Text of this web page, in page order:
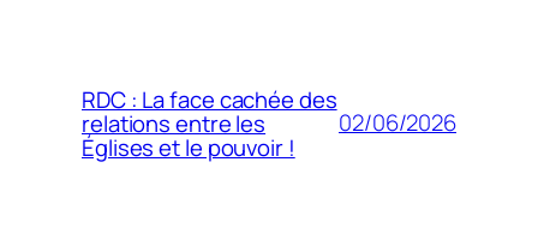
RDC : La face cachée des
relations entre les
Églises et le pouvoir !
02/06/2026